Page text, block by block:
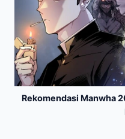
Rekomendasi Manwha